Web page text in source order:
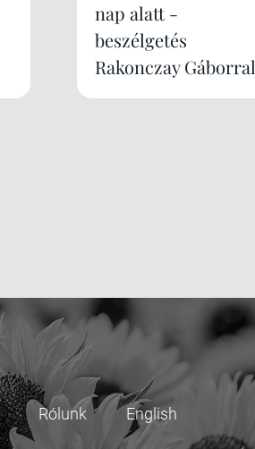
nap alatt -
beszélgetés
Rakonczay Gáborral
Rólunk English